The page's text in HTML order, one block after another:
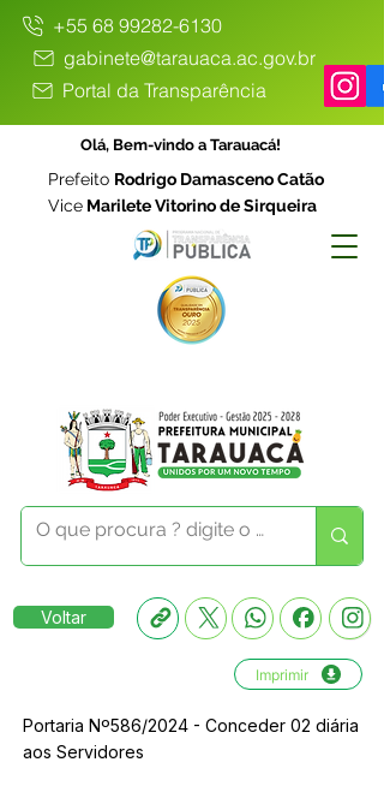
+55 68 99282-6130
gabinete@tarauaca.ac.gov.br
Portal da Transparência
Olá, Bem-vindo a Tarauacá!
Prefeito Rodrigo Damasceno Catão
Vice Marilete Vitorino de Sirqueira
Voltar
Imprimir
Portaria Nº586/2024 - Conceder 02 diária
aos Servidores